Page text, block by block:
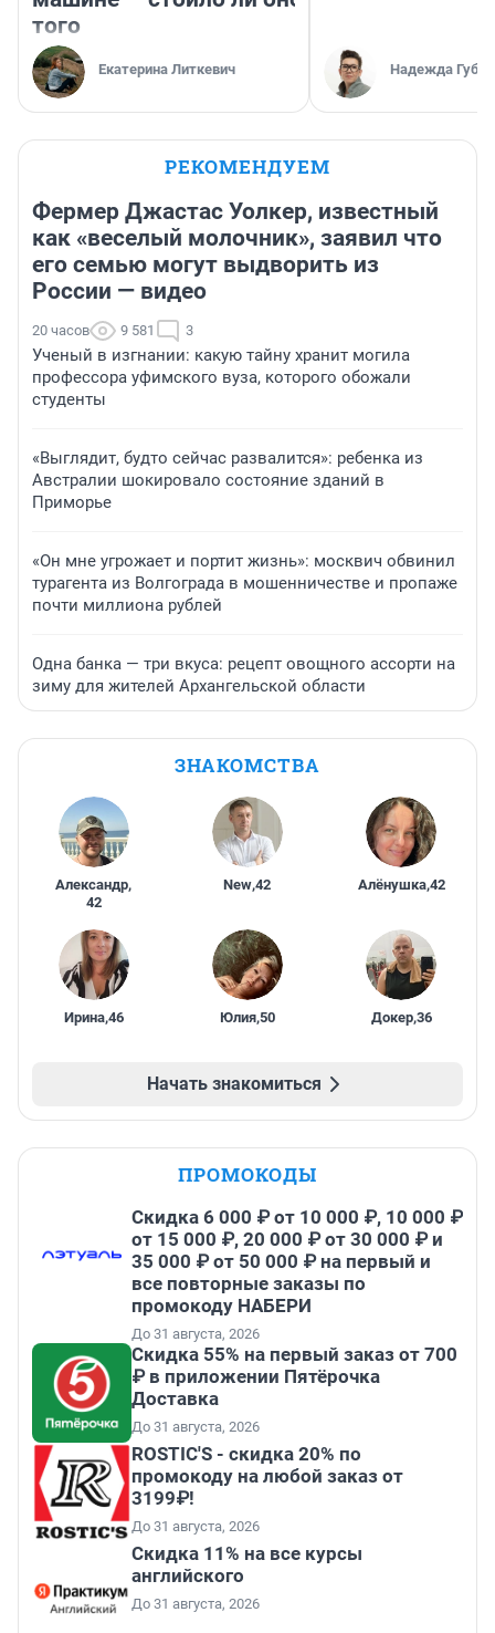
того
Екатерина Литкевич Надежда
РЕКОМЕНДУЕМ
Фермер Джастас Уолкер, известный
как «веселый молочник», заявил что
его семью могут выдворить из
России — видео
20 часов 9 581 3
Ученый в изгнании: какую тайну хранит могила
профессора уфимского вуза, которого обожали
студенты
«Выглядит, будто сейчас развалится»: ребенка из
Австралии шокировало состояние зданий в
Приморье
«Он мне угрожает и портит жизнь»: москвич обвинил
турагента из Волгограда в мошенничестве и пропаже
почти миллиона рублей
Одна банка — три вкуса: рецепт овощного ассорти на
зиму для жителей Архангельской области
ЗНАКОМСТВА
Александр,
42
New,42 Алёнушка,42
Ирина,46 Юлия,50 Докер,36
Начать знакомиться
ПРОМОКОДЫ
Скидка 6 000 ₽ от 10 000 ₽, 10 000 ₽
от 15 000 ₽, 20 000 ₽ от 30 000 ₽ и
35 000 ₽ от 50 000 ₽ на первый и
все повторные заказы по
промокоду НАБЕРИ
До 31 августа, 2026
Скидка 55% на первый заказ от 700
₽ в приложении Пятёрочка
Доставка
До 31 августа, 2026
ROSTIC'S - скидка 20% по
промокоду на любой заказ от
3199₽!
До 31 августа, 2026
Скидка 11% на все курсы
английского
До 31 августа, 2026